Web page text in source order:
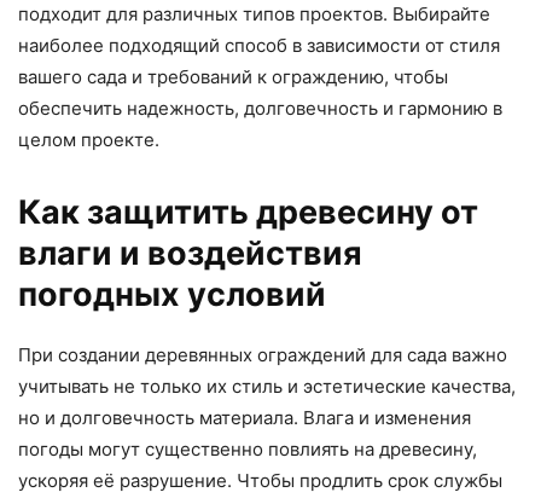
подходит для различных типов проектов. Выбирайте
наиболее подходящий способ в зависимости от стиля
вашего сада и требований к ограждению, чтобы
обеспечить надежность, долговечность и гармонию в
целом проекте.
Как защитить древесину от
влаги и воздействия
погодных условий
При создании деревянных ограждений для сада важно
учитывать не только их стиль и эстетические качества,
но и долговечность материала. Влага и изменения
погоды могут существенно повлиять на древесину,
ускоряя её разрушение. Чтобы продлить срок службы